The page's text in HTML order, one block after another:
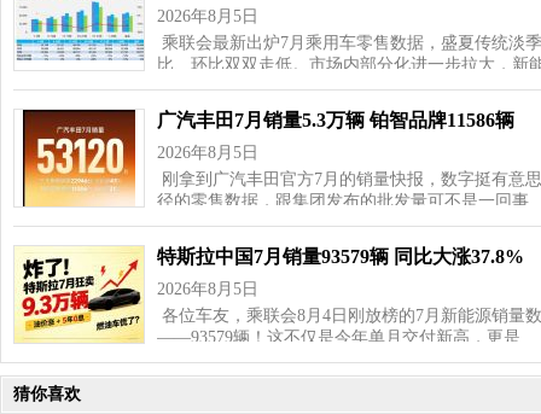
2026年8月5日
乘联会最新出炉7月乘用车零售数据，盛夏传统淡
比、环比双双走低。市场内部分化进一步拉大，新
广汽丰田7月销量5.3万辆 铂智品牌11586辆
2026年8月5日
刚拿到广汽丰田官方7月的销量快报，数字挺有
径的零售数据，跟集团发布的批发量可不是一回事
特斯拉中国7月销量93579辆 同比大涨37.8%
2026年8月5日
各位车友，乘联会8月4日刚放榜的7月新能源销量
——93579辆！这不仅是今年单月交付新高，更是…
猜你喜欢